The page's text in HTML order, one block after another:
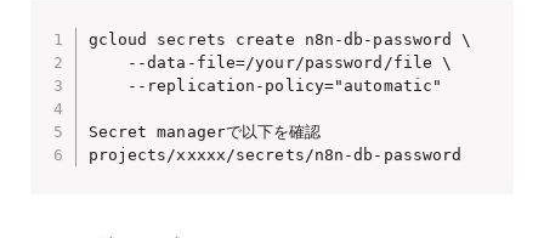
gcloud secrets create n8n-db-password \
    --data-file=/your/password/file \
    --replication-policy="automatic"
Secret managerで以下を確認